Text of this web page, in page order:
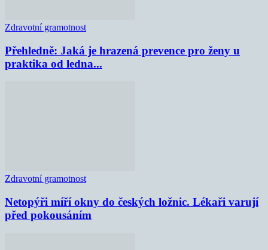
Zdravotní gramotnost
Přehledně: Jaká je hrazená prevence pro ženy u
praktika od ledna...
Zdravotní gramotnost
Netopýři míří okny do českých ložnic. Lékaři varují
před pokousáním